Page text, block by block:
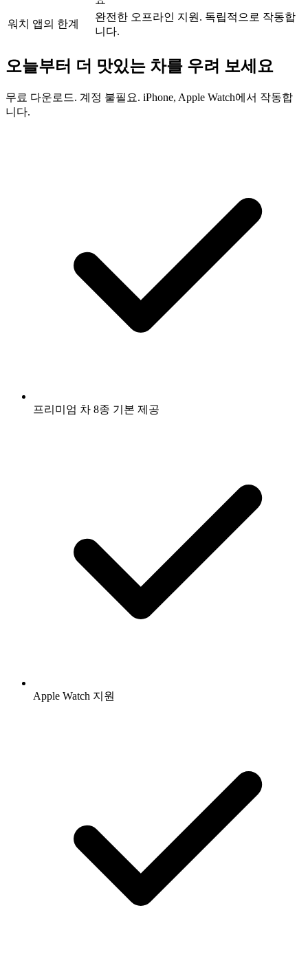
워치 앱의 한계
완전한 오프라인 지원. 독립적으로 작동합
니다.
오늘부터 더 맛있는 차를 우려 보세요
무료 다운로드. 계정 불필요. iPhone, Apple Watch에서 작동합
니다.
프리미엄 차 8종 기본 제공
Apple Watch 지원